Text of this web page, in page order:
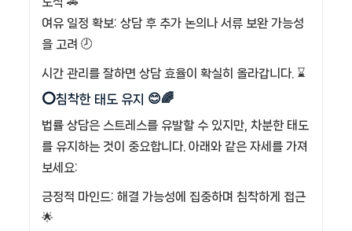
여유 일정 확보: 상담 후 추가 논의나 서류 보완 가능성
을 고려 🕗
시간 관리를 잘하면 상담 효율이 확실히 올라갑니다. ⌛
⭕침착한 태도 유지 😊🌈
법률 상담은 스트레스를 유발할 수 있지만, 차분한 태도
를 유지하는 것이 중요합니다. 아래와 같은 자세를 가져
보세요:
긍정적 마인드: 해결 가능성에 집중하며 침착하게 접근
🌟